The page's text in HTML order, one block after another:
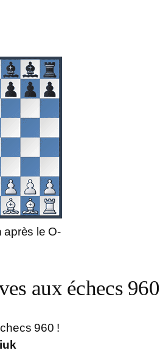
après le O-
aux échecs 960
960 !